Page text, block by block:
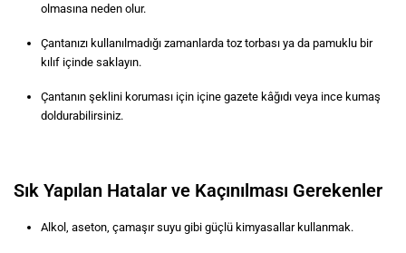
olmasına neden olur.
Çantanızı kullanılmadığı zamanlarda toz torbası ya da pamuklu bir
kılıf içinde saklayın.
Çantanın şeklini koruması için içine gazete kâğıdı veya ince kumaş
doldurabilirsiniz.
Sık Yapılan Hatalar ve Kaçınılması Gerekenler
Alkol, aseton, çamaşır suyu gibi güçlü kimyasallar kullanmak.